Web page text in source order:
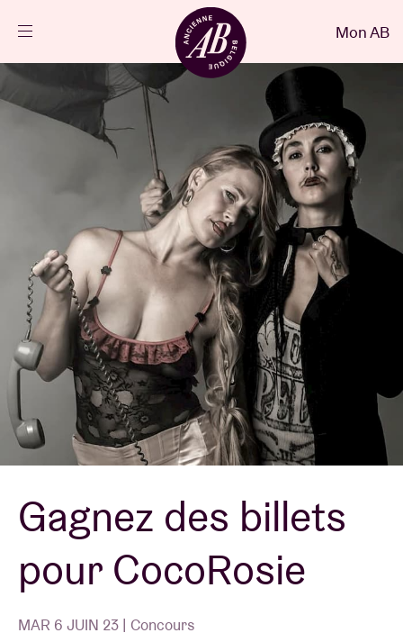
Agenda
Projets
Actualités
Infos visiteurs
AB ❤ you
Location de salles
BRDCST
ABtv
Chèque-concert
Mon AB
Gagnez des billets
pour CocoRosie
MAR 6 JUIN 23 | Concours